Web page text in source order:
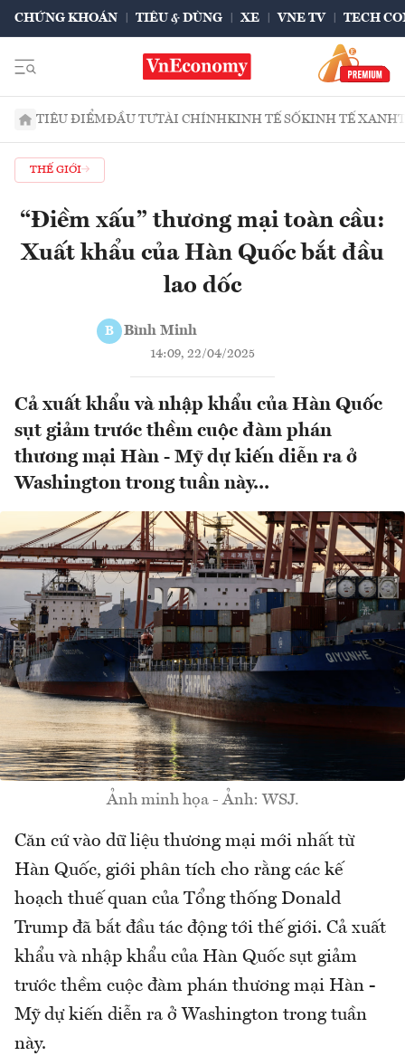
CHỨNG KHOÁN TIÊU & DÙNG XE VNE TV TECH
TIÊU ĐIỂMĐẦU TƯTÀI CHÍNHKINH TẾ SỐKINH TẾ XANH
THẾ GIỚI
“Điềm xấu” thương mại toàn cầu:
Xuất khẩu của Hàn Quốc bắt đầu
lao dốc
B Bình Minh
14:09, 22/04/2025
Cả xuất khẩu và nhập khẩu của Hàn Quốc
sụt giảm trước thềm cuộc đàm phán
thương mại Hàn - Mỹ dự kiến diễn ra ở
Washington trong tuần này...
Ảnh minh họa - Ảnh: WSJ.
Căn cứ vào dữ liệu thương mại mới nhất từ
Hàn Quốc, giới phân tích cho rằng các kế
hoạch thuế quan của Tổng thống Donald
Trump đã bắt đầu tác động tới thế giới. Cả xuất
khẩu và nhập khẩu của Hàn Quốc sụt giảm
trước thềm cuộc đàm phán thương mại Hàn -
Mỹ dự kiến diễn ra ở Washington trong tuần
này.